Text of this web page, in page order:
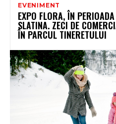
EVENIMENT
EXPO FLORA, ÎN
SLATINA. ZECI DE
ÎN PARCUL TINERETULUI